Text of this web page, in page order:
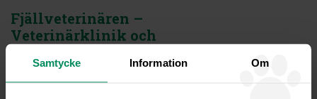
Samtycke Information Om
Fjällveterinären –
Veterinärklinik och